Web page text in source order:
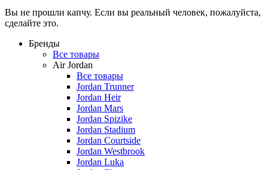
Вы не прошли капчу. Если вы реальный человек, пожалуйста,
сделайте это.
Бренды
Все товары
Air Jordan
Все товары
Jordan Trunner
Jordan Heir
Jordan Mars
Jordan Spizike
Jordan Stadium
Jordan Courtside
Jordan Westbrook
Jordan Luka